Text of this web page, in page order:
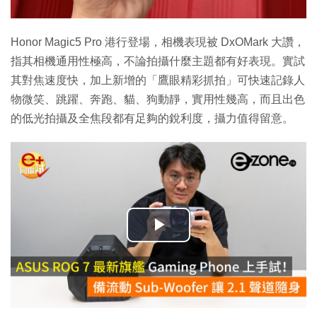
Honor Magic5 Pro 港行登場，相機表現被 DxOMark 大讚，
指其相機通用性極高，不論拍攝什麼主題都有好表現。實試
其對焦速度快，加上新增的「鷹眼精彩抓拍」可快速記錄人
物微笑、跳躍、奔跑、貓、狗動靜，實用性幾高，而且出色
的低光拍攝及全焦段都有足夠的銳利度，攝力值得留意。
播
放
影